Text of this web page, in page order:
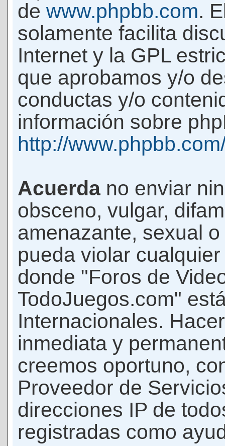
de www.phpbb.com.
solamente facilita
Internet y la GPL
que aprobamos y/o
conductas y/o
información sobre
http://
Acuerda no enviar
obsceno, vulgar,
amenazante, sexual
pueda violar
donde "Foros de
TodoJuegos.com"
Internacionales.
inmediata y
creemos oportuno,
Proveedor de
direcciones IP de
registradas como